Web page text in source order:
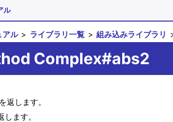
ル
アル ライブラリ一覧 組み込みライブラリ
Complex#abs2
返します。
ます。